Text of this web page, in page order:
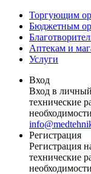
Торгующим
Бюджетным
Аптекам и
Услуги
Вход
Вход в
технические
Регистрация
Регистрация
технические